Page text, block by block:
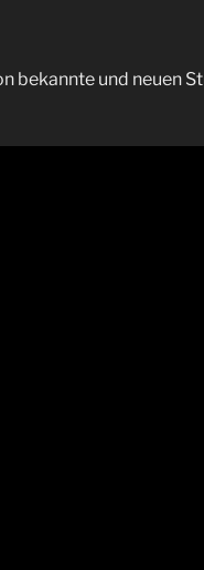
bekannte und neuen